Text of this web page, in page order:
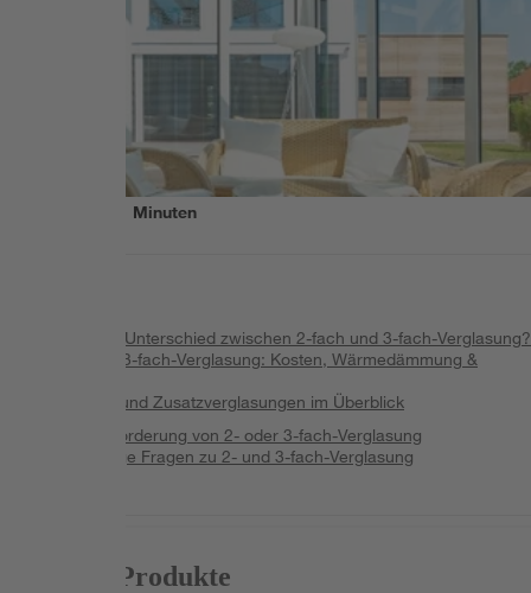
Minuten
Was ist der Unterschied zwischen 2-fach und 3-fach-Verglasung?
2-fach- vs. 3-fach-Verglasung: Kosten, Wärmedämmung &
Funktions- und Zusatzverglasungen im Überblick
Kosten & Förderung von 2- oder 3-fach-Verglasung
FAQ: Häufige Fragen zu 2- und 3-fach-Verglasung
Passende Produkte